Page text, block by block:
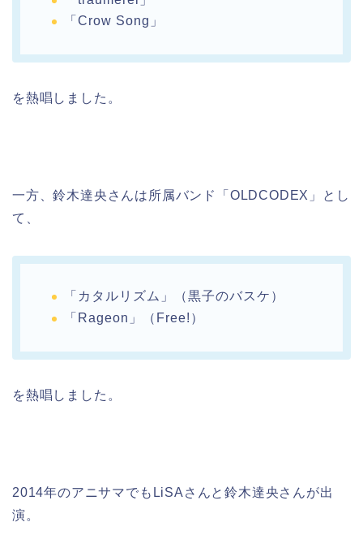
「Crow Song」
を熱唱しました。
一方、鈴木達央さんは所属バンド「OLDCODEX」とし
て、
「カタルリズム」（黒子のバスケ）
「Rageon」（Free!）
を熱唱しました。
2014年のアニサマでもLiSAさんと鈴木達央さんが出
演。